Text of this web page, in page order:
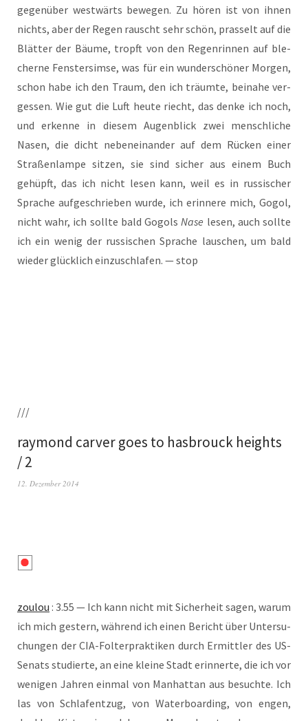
gegen­über west­wärts bewe­gen. Zu hören ist von ihnen
nichts, aber der Regen rauscht sehr schön, pras­selt auf die
Blät­ter der Bäu­me, tropft von den Regen­rin­nen auf ble­
cher­ne Fens­ter­sim­se, was für ein wun­der­schö­ner Mor­gen,
schon habe ich den Traum, den ich träum­te, bei­na­he ver­
ges­sen. Wie gut die Luft heu­te riecht, das den­ke ich noch,
und erken­ne in die­sem Augen­blick zwei mensch­li­che
Nasen, die dicht neben­ein­an­der auf dem Rücken einer
Stra­ßen­lam­pe sit­zen, sie sind sicher aus einem Buch
gehüpft, das ich nicht lesen kann, weil es in rus­si­scher
Spra­che auf­ge­schrie­ben wur­de, ich erin­ne­re mich, Gogol,
nicht wahr, ich soll­te bald GogolsNase lesen, auch soll­te
ich ein wenig der rus­si­schen Spra­che lau­schen, um bald
wie­der glück­lich ein­zu­schla­fen. — stop
///
raymond carver goes to hasbrouck heights
/ 2
12. Dezember 2014
zou­lou : 3.55 — Ich kann nicht mit Sicher­heit sagen, war­um
ich mich ges­tern, wäh­rend ich einen Bericht über Unter­su­
chun­gen der CIA-Fol­ter­prak­ti­ken durch Ermitt­ler des US-
Senats stu­dier­te, an eine klei­ne Stadt erin­ner­te, die ich vor
weni­gen Jah­ren ein­mal von Man­hat­tan aus besuch­te. Ich
las von Schlaf­ent­zug, von Water­boar­ding, von engen,